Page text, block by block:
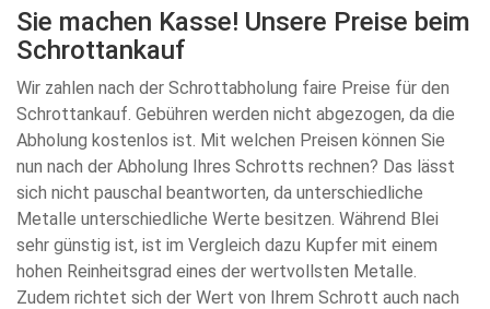
Sie machen Kasse! Unsere Preise beim
Schrottankauf
Wir zahlen nach der Schrottabholung faire Preise für den
Schrottankauf. Gebühren werden nicht abgezogen, da die
Abholung kostenlos ist. Mit welchen Preisen können Sie
nun nach der Abholung Ihres Schrotts rechnen? Das lässt
sich nicht pauschal beantworten, da unterschiedliche
Metalle unterschiedliche Werte besitzen. Während Blei
sehr günstig ist, ist im Vergleich dazu Kupfer mit einem
hohen Reinheitsgrad eines der wertvollsten Metalle.
Zudem richtet sich der Wert von Ihrem Schrott auch nach